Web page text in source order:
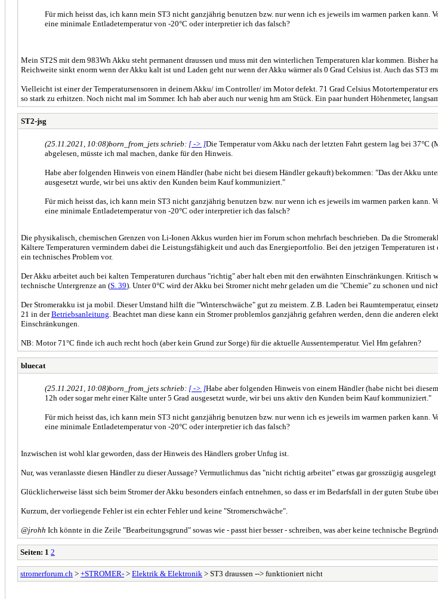
Für mich heisst das, ich kann mein ST3 nicht ganzjährig benutzen bzw. nur wenn ich es jeweils im warmen parken
eine minimale Entladetemperatur von -20°C oder interpretier ich das falsch?
Mein ST2S mit dem 983Wh Akku steht permanent draussen und muss mit den winterlichen Temperaturen klar kommen. Bisher
Reichweite sinkt enorm wenn der Akku kalt ist und Laden geht nur wenn der Akku wärmer als 0 Grad Celsius ist. Auch das ST3
Vielleicht ist einer der Temperatursensoren in deinem Akku/ im Controller/ im Motor defekt. 71 Grad Celsius Motortemperatur
so stark zu erhitzen. Noch nicht mal im Sommer. Ich hab aber auch nur wenig hm am Stück. Ein paar hundert Höhenmeter,
ST2-jsg
(25.11.2021, 10:08)born_from_jets schrieb: [ -> ]Die Temperatur vom Akku nach der letzten Fahrt gestern lag bei
abgelesen, müsste ich mal machen, danke für den Hinweis.
Habe aber folgenden Hinweis von einem Händler (habe nicht bei diesem Händler gekauft) bekommen: "Das der Akku
ausgesetzt wurde, wir bei uns aktiv den Kunden beim Kauf kommuniziert."
Für mich heisst das, ich kann mein ST3 nicht ganzjährig benutzen bzw. nur wenn ich es jeweils im warmen parken
eine minimale Entladetemperatur von -20°C oder interpretier ich das falsch?
Die physikalisch, chemischen Grenzen von Li-Ionen Akkus wurden hier im Forum schon mehrfach beschrieben. Da die
Kältere Temperaturen vermindern dabei die Leistungsfähigkeit und auch das Energieportfolio. Bei den jetzigen Temperaturen
ein technisches Problem vor.
Der Akku arbeitet auch bei kalten Temperaturen durchaus "richtig" aber halt eben mit den erwähnten Einschränkungen.
technische Untergrenze an (S. 39). Unter 0°C wird der Akku bei Stromer nicht mehr geladen um die "Chemie" zu schonen und
Der Stromerakku ist ja mobil. Dieser Umstand hilft die "Winterschwäche" gut zu meistern. Z.B. Laden bei Raumtemperatur,
21 in derBetriebsanleitung . Beachtet man diese kann ein Stromer problemlos ganzjährig gefahren werden, denn die anderen
Einschränkungen.
NB: Motor 71°C finde ich auch recht hoch (aber kein Grund zur Sorge) für die aktuelle Aussentemperatur. Viel Hm gefahren?
bluecat
(25.11.2021, 10:08)born_from_jets schrieb: [ -> ]Habe aber folgenden Hinweis von einem Händler (habe nicht bei
12h oder sogar mehr einer Kälte unter 5 Grad ausgesetzt wurde, wir bei uns aktiv den Kunden beim Kauf kommuniziert."
Für mich heisst das, ich kann mein ST3 nicht ganzjährig benutzen bzw. nur wenn ich es jeweils im warmen parken
eine minimale Entladetemperatur von -20°C oder interpretier ich das falsch?
Inzwischen ist wohl klar geworden, dass der Hinweis des Händlers grober Unfug ist.
Nur, was veranlasste diesen Händler zu dieser Aussage? Vermutlichmus das "nicht richtig arbeitet" etwas gar grosszügig
Glücklicherweise lässt sich beim Stromer der Akku besonders einfach entnehmen, so dass er im Bedarfsfall in der guten Stube
Kurzum, der vorliegende Fehler ist ein echter Fehler und keine "Stromerschwäche".
@jrohh Ich könnte in die Zeile "Bearbeitungsgrund" sowas wie - passt hier besser - schreiben, was aber keine technische
Seiten: 1 2
stromerforum.ch > +STROMER- > Elektrik & Elektronik > ST3 draussen --> funktioniert nicht